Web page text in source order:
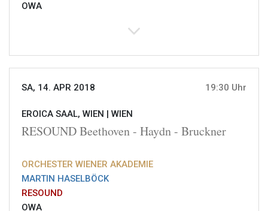
OWA
SA, 14. APR 2018 19:30 Uhr
EROICA SAAL, WIEN | WIEN
RESOUND Beethoven - Haydn - Bruckner
ORCHESTER WIENER AKADEMIE
MARTIN HASELBÖCK
RESOUND
OWA